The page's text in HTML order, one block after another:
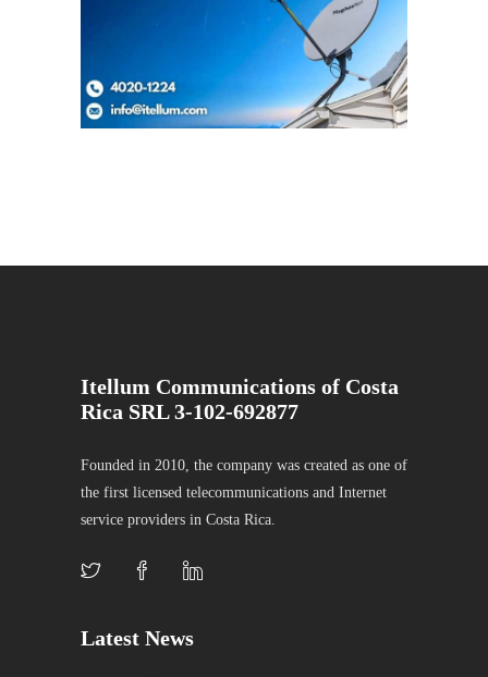
Itellum Communications of Costa
Rica SRL 3-102-692877
Founded in 2010, the company was created as one of
the first licensed telecommunications and Internet
service providers in Costa Rica.
Latest News